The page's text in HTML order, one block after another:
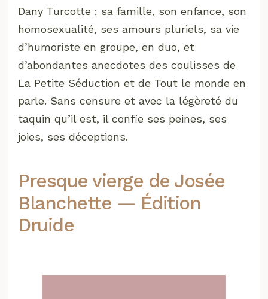
Dany Turcotte : sa famille, son enfance, son
homosexualité, ses amours pluriels, sa vie
d’humoriste en groupe, en duo, et
d’abondantes anecdotes des coulisses de
La Petite Séduction et de Tout le monde en
parle. Sans censure et avec la légèreté du
taquin qu’il est, il confie ses peines, ses
joies, ses déceptions.
Presque vierge de Josée
Blanchette — Édition
Druide